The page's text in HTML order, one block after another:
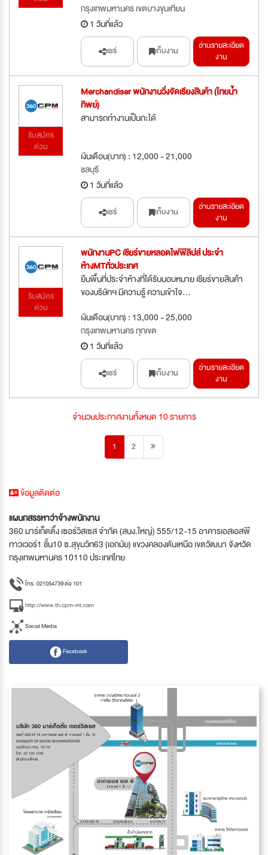
กรุงเทพมหานคร เขตบางขุนเทียน
1 วันที่แล้ว
แชร์ เก็บงาน
อ่านรายละเอียด
งาน
รับสมัคร
ด่วน
Merchandiser พนักงานวิ่งจัดเรียงสินค้า (ไทยน้ำ
ทิพย์)
สามารถทำงานเป็นกะได้
เงินเดือน(บาท) : 12,000 - 21,000
ชลบุรี
1 วันที่แล้ว
แชร์ เก็บงาน
อ่านรายละเอียด
งาน
รับสมัคร
ด่วน
พนักงานPC เชียร์ขายหลอดไฟฟิลิปส์ ประจำ
ห้างMTทั่วประเทศ
ยืนพื้นที่ประจำห้างที่ได้รับมอบหมาย เชียร์ขายสินค้า
ของบริษัทฯ มีความรู้ ความเข้าใจ...
เงินเดือน(บาท) : 13,000 - 25,000
กรุงเทพมหานคร ทุกเขต
1 วันที่แล้ว
แชร์ เก็บงาน
อ่านรายละเอียด
งาน
จำนวนประกาศงานทั้งหมด 10 รายการ
1 2
ข้อมูลติดต่อ
แผนกสรรหาว่าจ้างพนักงาน
360 มาร์เก็ตติ้ง เซอร์วิสเซส จำกัด (สนง.ใหญ่) 555/12-15 อาคารเอสเอสพี
ทาวเวอร์1 ชั้น10 ซ.สุขุมวิท63 (เอกมัย) แขวงคลองตันเหนือ เขตวัฒนา จังหวัด
กรุงเทพมหานคร 10110 ประเทศไทย
โทร. 021054739 ต่อ 101
http://www.th.cpm-int.com
Social Media
Facebook